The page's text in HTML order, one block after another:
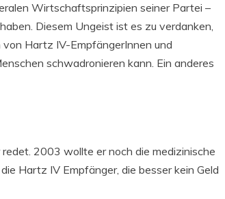
Wirtschaftsprinzipien seiner Partei –
Diesem Ungeist ist es zu verdanken,
Hartz IV-EmpfängerInnen und
schwadronieren kann. Ein anderes
2003 wollte er noch die medizinische
Hartz IV Empfänger, die besser kein Geld